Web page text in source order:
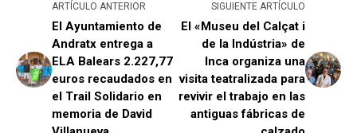
ARTÍCULO ANTERIOR
El Ayuntamiento de
Andratx entrega a
ELA Balears 2.227,77
euros recaudados en
el Trail Solidario en
memoria de David
SIGUIENTE ARTÍCULO
El «Museu del Calçat i
de la Indústria» de
Inca organiza una
visita teatralizada para
revivir el trabajo en las
antiguas fábricas de